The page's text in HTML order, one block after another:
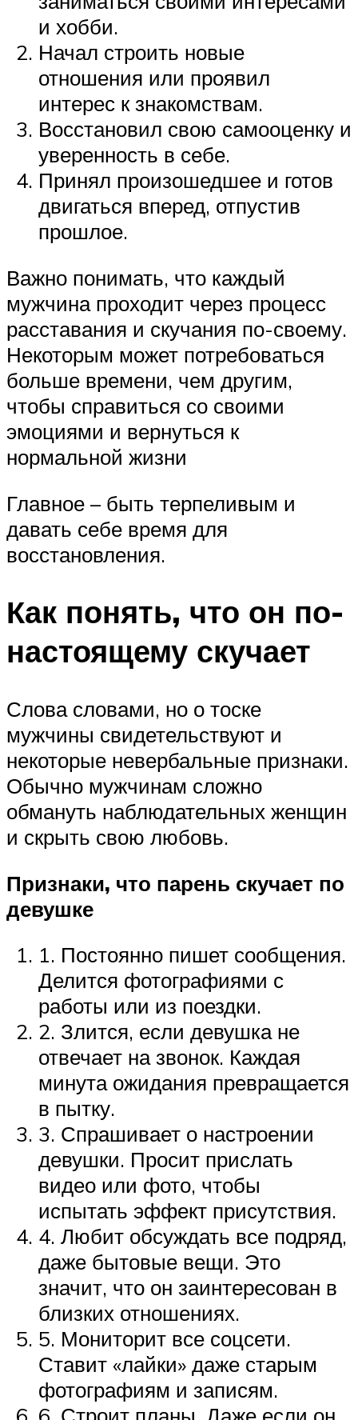
и хобби.
Начал строить новые
отношения или проявил
интерес к знакомствам.
Восстановил свою самооценку и
уверенность в себе.
Принял произошедшее и готов
двигаться вперед, отпустив
прошлое.
Важно понимать, что каждый
мужчина проходит через процесс
расставания и скучания по-своему.
Некоторым может потребоваться
больше времени, чем другим,
чтобы справиться со своими
эмоциями и вернуться к
нормальной жизни
Главное – быть терпеливым и
давать себе время для
восстановления.
Как понять, что он по-
настоящему скучает
Слова словами, но о тоске
мужчины свидетельствуют и
некоторые невербальные признаки.
Обычно мужчинам сложно
обмануть наблюдательных женщин
и скрыть свою любовь.
Признаки, что парень скучает по
девушке
1. Постоянно пишет сообщения.
Делится фотографиями с
работы или из поездки.
2. Злится, если девушка не
отвечает на звонок. Каждая
минута ожидания превращается
в пытку.
3. Спрашивает о настроении
девушки. Просит прислать
видео или фото, чтобы
испытать эффект присутствия.
4. Любит обсуждать все подряд,
даже бытовые вещи. Это
значит, что он заинтересован в
близких отношениях.
5. Мониторит все соцсети.
Ставит «лайки» даже старым
фотографиям и записям.